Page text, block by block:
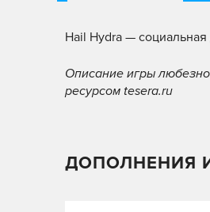
Hail Hydra — социальная
Описание игры
ресурсом tesera.ru
ДОПОЛНЕНИЯ